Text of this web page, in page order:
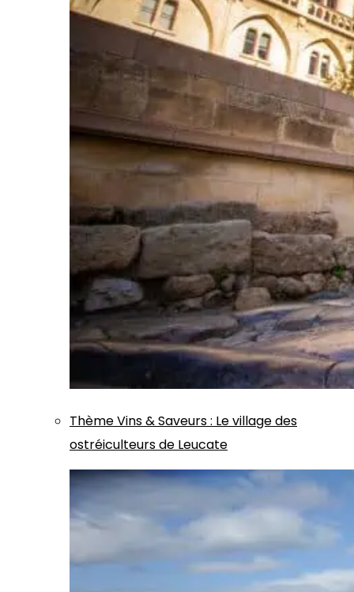
ThèmeVins & Saveurs: Le village des
ostréiculteurs de Leucate